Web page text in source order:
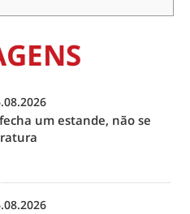
um estande, não se